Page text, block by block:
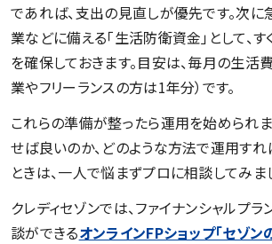
であれば、支出の見直しが優先です。次に
業などに備える「生活防衛資金」として、
を確保しておきます。目安は、毎月の生活
業やフリーランスの方は1年分）です。
これらの準備が整ったら運用を始められま
せば良いのか、どのような方法で運用す
ときは、一人で悩まずプロに相談してみまし
クレディセゾンでは、ファイナンシャルプ
談ができるオンラインFPショップ「セゾン